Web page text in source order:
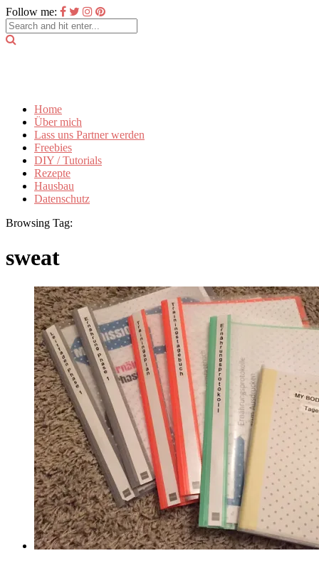
Follow me:
Home
Über mich
Lass uns Partner werden
Freebies
DIY / Tutorials
Rezepte
Hausbau
Datenschutz
Browsing Tag:
sweat